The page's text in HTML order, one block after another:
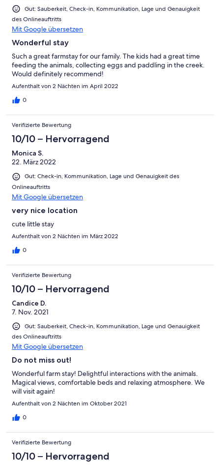
Gut: Sauberkeit, Check-in, Kommunikation, Lage und Genauigkeit
des Onlineauftritts
Mit Google übersetzen
Wonderful stay
Such a great farmstay for our family. The kids had a great time
feeding the animals, collecting eggs and paddling in the creek.
Would definitely recommend!
Aufenthalt von 2 Nächten im April 2022
0
Verifizierte Bewertung
10/10 – Hervorragend
Monica S.
22. März 2022
Gut: Check-in, Kommunikation, Lage und Genauigkeit des
Onlineauftritts
Mit Google übersetzen
very nice location
cute little stay
Aufenthalt von 2 Nächten im März 2022
0
Verifizierte Bewertung
10/10 – Hervorragend
Candice D.
7. Nov. 2021
Gut: Sauberkeit, Check-in, Kommunikation, Lage und Genauigkeit
des Onlineauftritts
Mit Google übersetzen
Do not miss out!
Wonderful farm stay! Delightful interactions with the animals.
Magical views, comfortable beds and relaxing atmosphere. We
will visit again!
Aufenthalt von 2 Nächten im Oktober 2021
0
Verifizierte Bewertung
10/10 – Hervorragend